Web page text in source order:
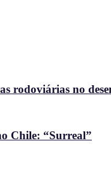
rodoviárias no
Chile: “Surreal”